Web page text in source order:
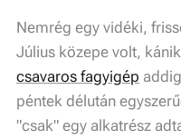
Nemrég egy vidéki,
Július közepe volt,
csavaros fagyigép
péntek délután
"csak" egy alkatrész